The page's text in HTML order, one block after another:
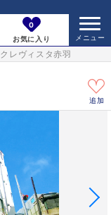
0
お気に入り
クレヴィスタ赤羽
追加